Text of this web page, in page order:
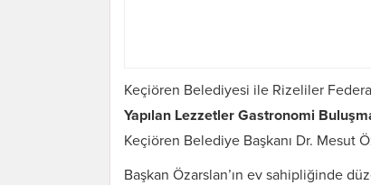
Keçiören Belediyesi ile Rizeliler
Yapılan Lezzetler Gastronomi
Keçiören Belediye Başkanı Dr. Mesut
Başkan Özarslan’ın ev sahipliğinde